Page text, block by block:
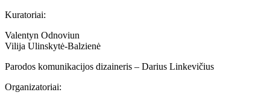
Kuratoriai:
Valentyn Odnoviun
Vilija Ulinskytė-Balzienė
Parodos komunikacijos dizaineris – Darius Linkevičius
Organizatoriai: